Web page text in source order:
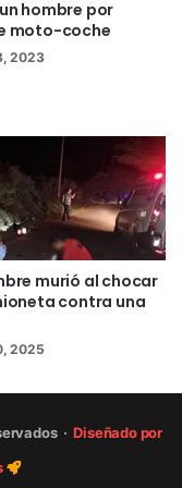
hombre por
moto-coche
2023
murió al chocar
contra una
2025
·Diseñado por